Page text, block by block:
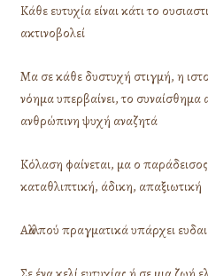
Κάθε ευτυχία είναι κάτι το
ακτινοβολεί
Μα σε κάθε δυστυχή στιγμή, η
νόημα υπερβαίνει, το συναίσθημα
ανθρώπινη ψυχή αναζητά
Κόλαση φαίνεται, μα ο
καταθλιπτική, άδικη, απαξιωτική
Αλλά πού πραγματικά υπάρχει